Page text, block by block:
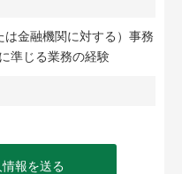
金融機関に対する）事務
準じる業務の経験
情報を送る